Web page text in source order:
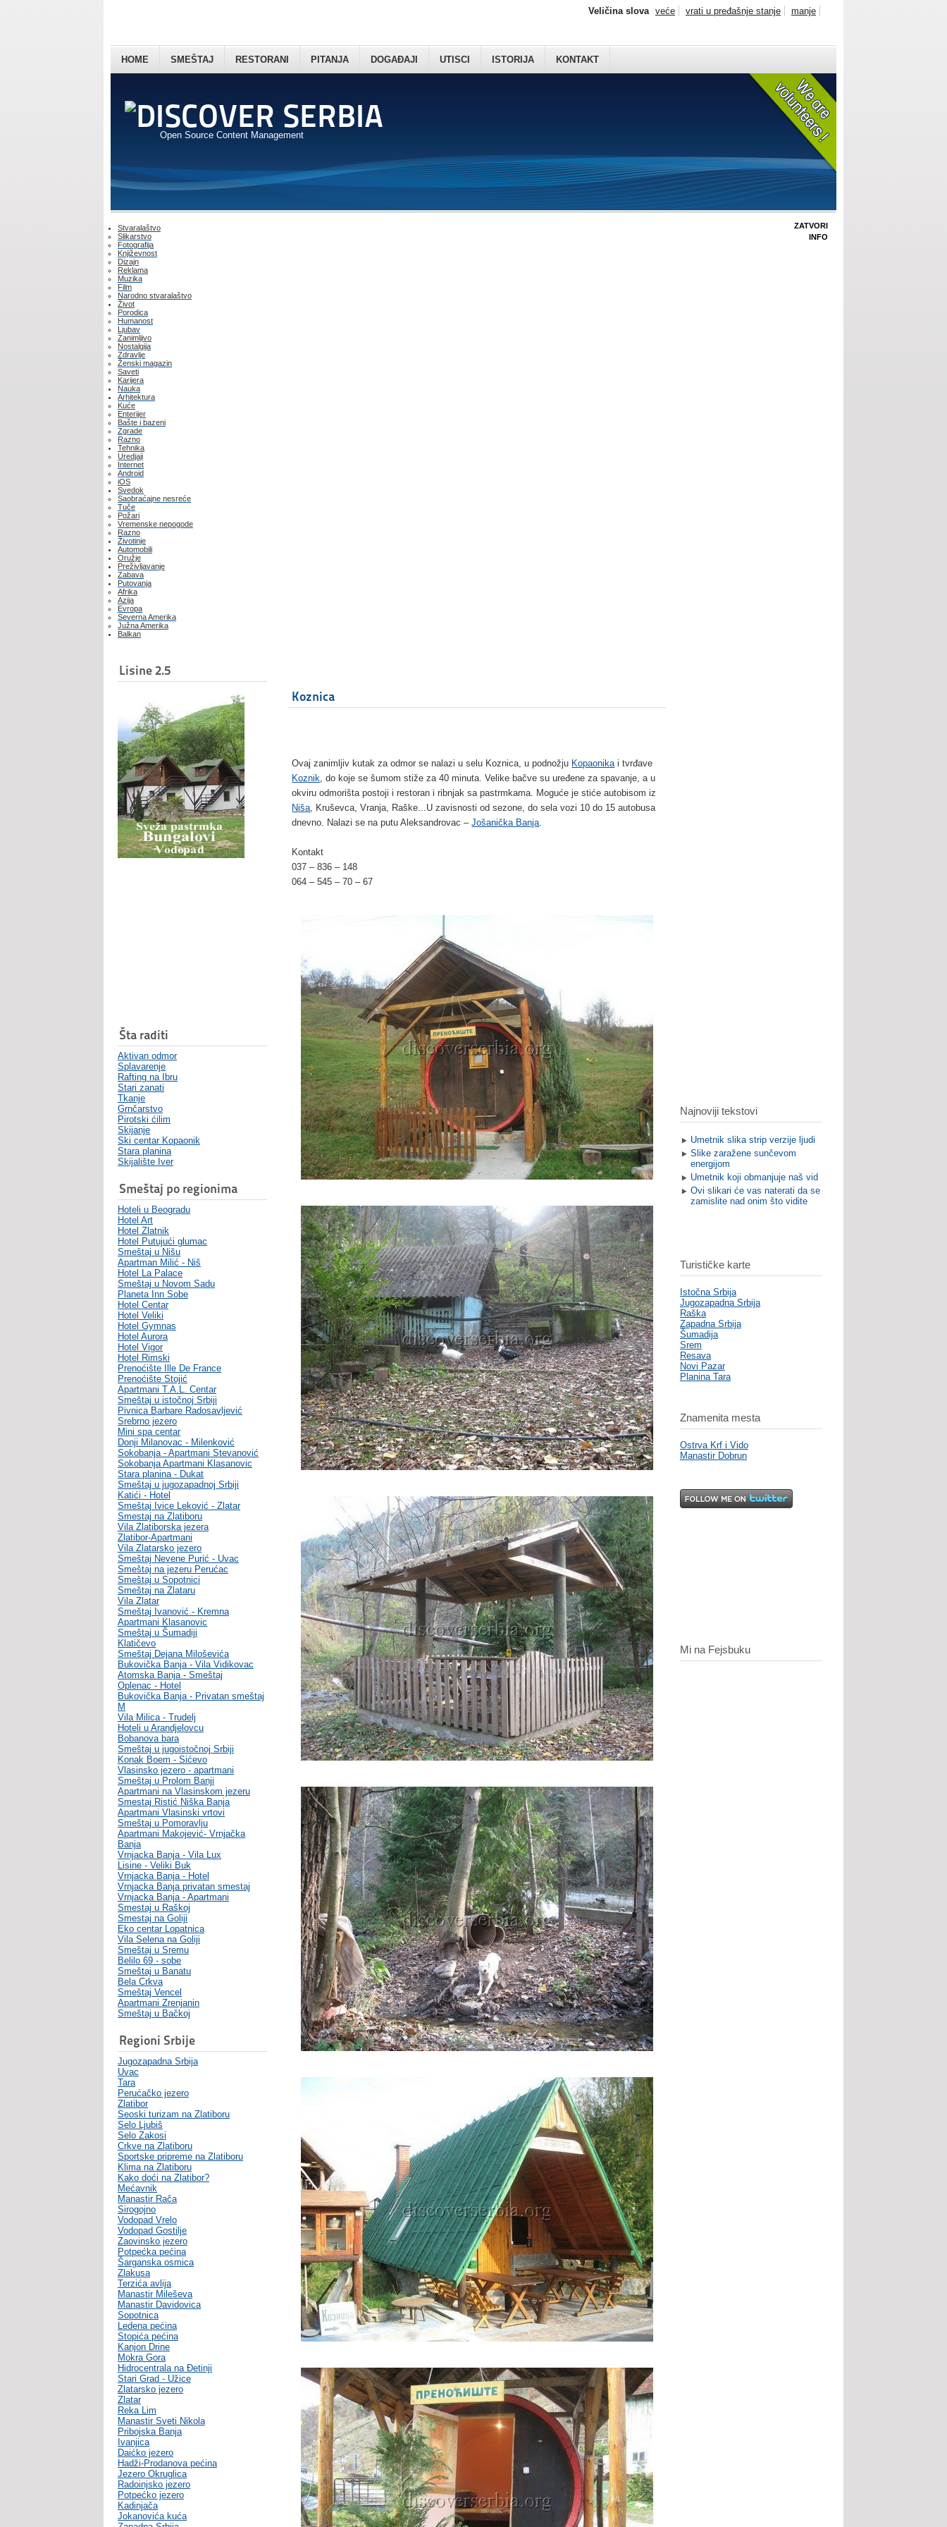
Open Source Content Management
HOME SMEŠTAJ RESTORANI PITANJA DOGAĐAJI UTISCI ISTORIJA KONTAKT
Veličina slova veće vrati u pređašnje stanje manje
Stvaralaštvo
Slikarstvo
Fotografija
Književnost
Dizajn
Reklama
Muzika
Film
Narodno stvaralaštvo
Život
Porodica
Humanost
Ljubav
Zanimljivo
Nostalgija
Zdravlje
Ženski magazin
Saveti
Karijera
Nauka
Arhitektura
Kuće
Enterijer
Bašte i bazeni
Zgrade
Razno
Tehnika
Uredjaji
Internet
Android
iOS
Svedok
Saobraćajne nesreće
Tuče
Požari
Vremenske nepogode
Razno
Životinje
Automobili
Oružje
Preživljavanje
Zabava
Putovanja
Afrika
Azija
Evropa
Severna Amerika
Južna Amerika
Balkan
Lisine 2.5
Šta raditi
Aktivan odmor
Splavarenje
Rafting na Ibru
Stari zanati
Tkanje
Grnčarstvo
Pirotski ćilim
Skijanje
Ski centar Kopaonik
Stara planina
Skijalište Iver
Smeštaj po regionima
Hoteli u Beogradu
Hotel Art
Hotel Zlatnik
Hotel Putujući glumac
Smeštaj u Nišu
Apartman Milić - Niš
Hotel La Palace
Smeštaj u Novom Sadu
Planeta Inn Sobe
Hotel Centar
Hotel Veliki
Hotel Gymnas
Hotel Aurora
Hotel Vigor
Hotel Rimski
Prenoćište Ille De France
Prenoćište Stojić
Apartmani T.A.L. Centar
Smeštaj u istočnoj Srbiji
Pivnica Barbare Radosavljević
Srebrno jezero
Mini spa centar
Donji Milanovac - Milenković
Sokobanja - Apartmani Stevanović
Sokobanja Apartmani Klasanovic
Stara planina - Dukat
Smeštaj u jugozapadnoj Srbiji
Katići - Hotel
Smeštaj Ivice Leković - Zlatar
Smestaj na Zlatiboru
Vila Zlatiborska jezera
Zlatibor-Apartmani
Vila Zlatarsko jezero
Smeštaj Nevene Purić - Uvac
Smeštaj na jezeru Perućac
Smeštaj u Sopotnici
Smeštaj na Zlataru
Vila Zlatar
Smeštaj Ivanović - Kremna
Apartmani Klasanovic
Smeštaj u Šumadiji
Klatičevo
Smeštaj Dejana Miloševića
Bukovička Banja - Vila Vidikovac
Atomska Banja - Smeštaj
Oplenac - Hotel
Bukovička Banja - Privatan smeštaj
M
Vila Milica - Trudelj
Hoteli u Arandjelovcu
Bobanova bara
Smeštaj u jugoistočnoj Srbiji
Konak Boem - Sićevo
Vlasinsko jezero - apartmani
Smeštaj u Prolom Banji
Apartmani na Vlasinskom jezeru
Smestaj Ristić Niška Banja
Apartmani Vlasinski vrtovi
Smeštaj u Pomoravlju
Apartmani Makojević- Vrnjačka
Banja
Vrnjacka Banja - Vila Lux
Lisine - Veliki Buk
Vrnjacka Banja - Hotel
Vrnjacka Banja privatan smestaj
Vrnjacka Banja - Apartmani
Smestaj u Raškoj
Smestaj na Goliji
Eko centar Lopatnica
Vila Selena na Goliji
Smeštaj u Sremu
Belilo 69 - sobe
Smeštaj u Banatu
Bela Crkva
Smeštaj Vencel
Apartmani Zrenjanin
Smeštaj u Bačkoj
Regioni Srbije
Jugozapadna Srbija
Uvac
Tara
Perućačko jezero
Zlatibor
Seoski turizam na Zlatiboru
Selo Ljubiš
Selo Zakosi
Crkve na Zlatiboru
Sportske pripreme na Zlatiboru
Klima na Zlatiboru
Kako doći na Zlatibor?
Mećavnik
Manastir Rača
Sirogojno
Vodopad Vrelo
Vodopad Gostilje
Zaovinsko jezero
Potpećka pećina
Šarganska osmica
Zlakusa
Terzića avlija
Manastir Mileševa
Manastir Davidovica
Sopotnica
Ledena pećina
Stopića pećina
Kanjon Drine
Mokra Gora
Hidrocentrala na Đetinji
Stari Grad - Užice
Zlatarsko jezero
Zlatar
Reka Lim
Manastir Sveti Nikola
Pribojska Banja
Ivanjica
Daićko jezero
Hadži-Prodanova pećina
Jezero Okruglica
Radoinjsko jezero
Potpećko jezero
Kadinjača
Jokanovića kuća
Koznica
Ovaj zanimljiv kutak za odmor se nalazi u selu Koznica, u podnožju Kopaonikai tvrđave
Koznik, do koje se šumom stiže za 40 minuta. Velike bačve su uređene za spavanje, a u
okviru odmorišta postoji i restoran i ribnjak sa pastrmkama. Moguće je stiće autobisom iz
Niša, Kruševca, Vranja, Raške...U zavisnosti od sezone, do sela vozi 10 do 15 autobusa
dnevno. Nalazi se na putu Aleksandrovac –Jošanička Banja.
Kontakt
037 – 836 – 148
064 – 545 – 70 – 67
ZATVORI
INFO
Najnoviji tekstovi
Umetnik slika strip verzije ljudi
Slike zaražene sunčevom
energijom
Umetnik koji obmanjuje naš vid
Ovi slikari će vas naterati da se
zamislite nad onim što vidite
Turističke karte
Istočna Srbija
Jugozapadna Srbija
Raška
Zapadna Srbija
Šumadija
Srem
Resava
Novi Pazar
Planina Tara
Znamenita mesta
Ostrva Krf i Vido
Manastir Dobrun
Mi na Fejsbuku